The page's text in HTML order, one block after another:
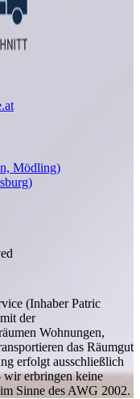
Mödling)
(Inhaber Patric
mit der
Wohnungen,
das Räumgut
erfolgt ausschließlich
wir erbringen keine
Sinne des AWG 2002.